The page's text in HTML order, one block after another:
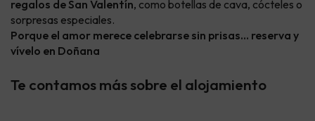
regalos de San Valentín, como botellas de cava, cócteles o
sorpresas especiales.
Porque el amor merece celebrarse sin prisas… reserva y
vívelo en Doñana
Te contamos más sobre el alojamiento